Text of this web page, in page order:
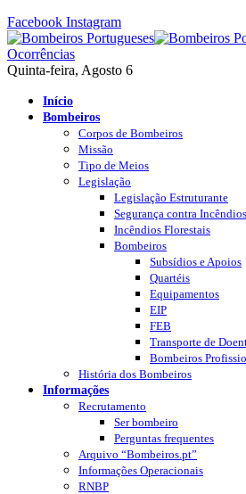
Facebook Instagram
Ocorrências
Quinta-feira, Agosto 6
Início
Bombeiros
Corpos de Bombeiros
Missão
Tipo de Meios
Legislação
Legislação Estruturante
Segurança contra
Incêndios Florestais
Bombeiros
Subsídios e Apoios
Quartéis
Equipamentos
EIP
FEB
Transporte de
Bombeiros
História dos Bombeiros
Informações
Recrutamento
Ser bombeiro
Perguntas frequentes
Arquivo “Bombeiros.pt”
Informações Operacionais
RNBP